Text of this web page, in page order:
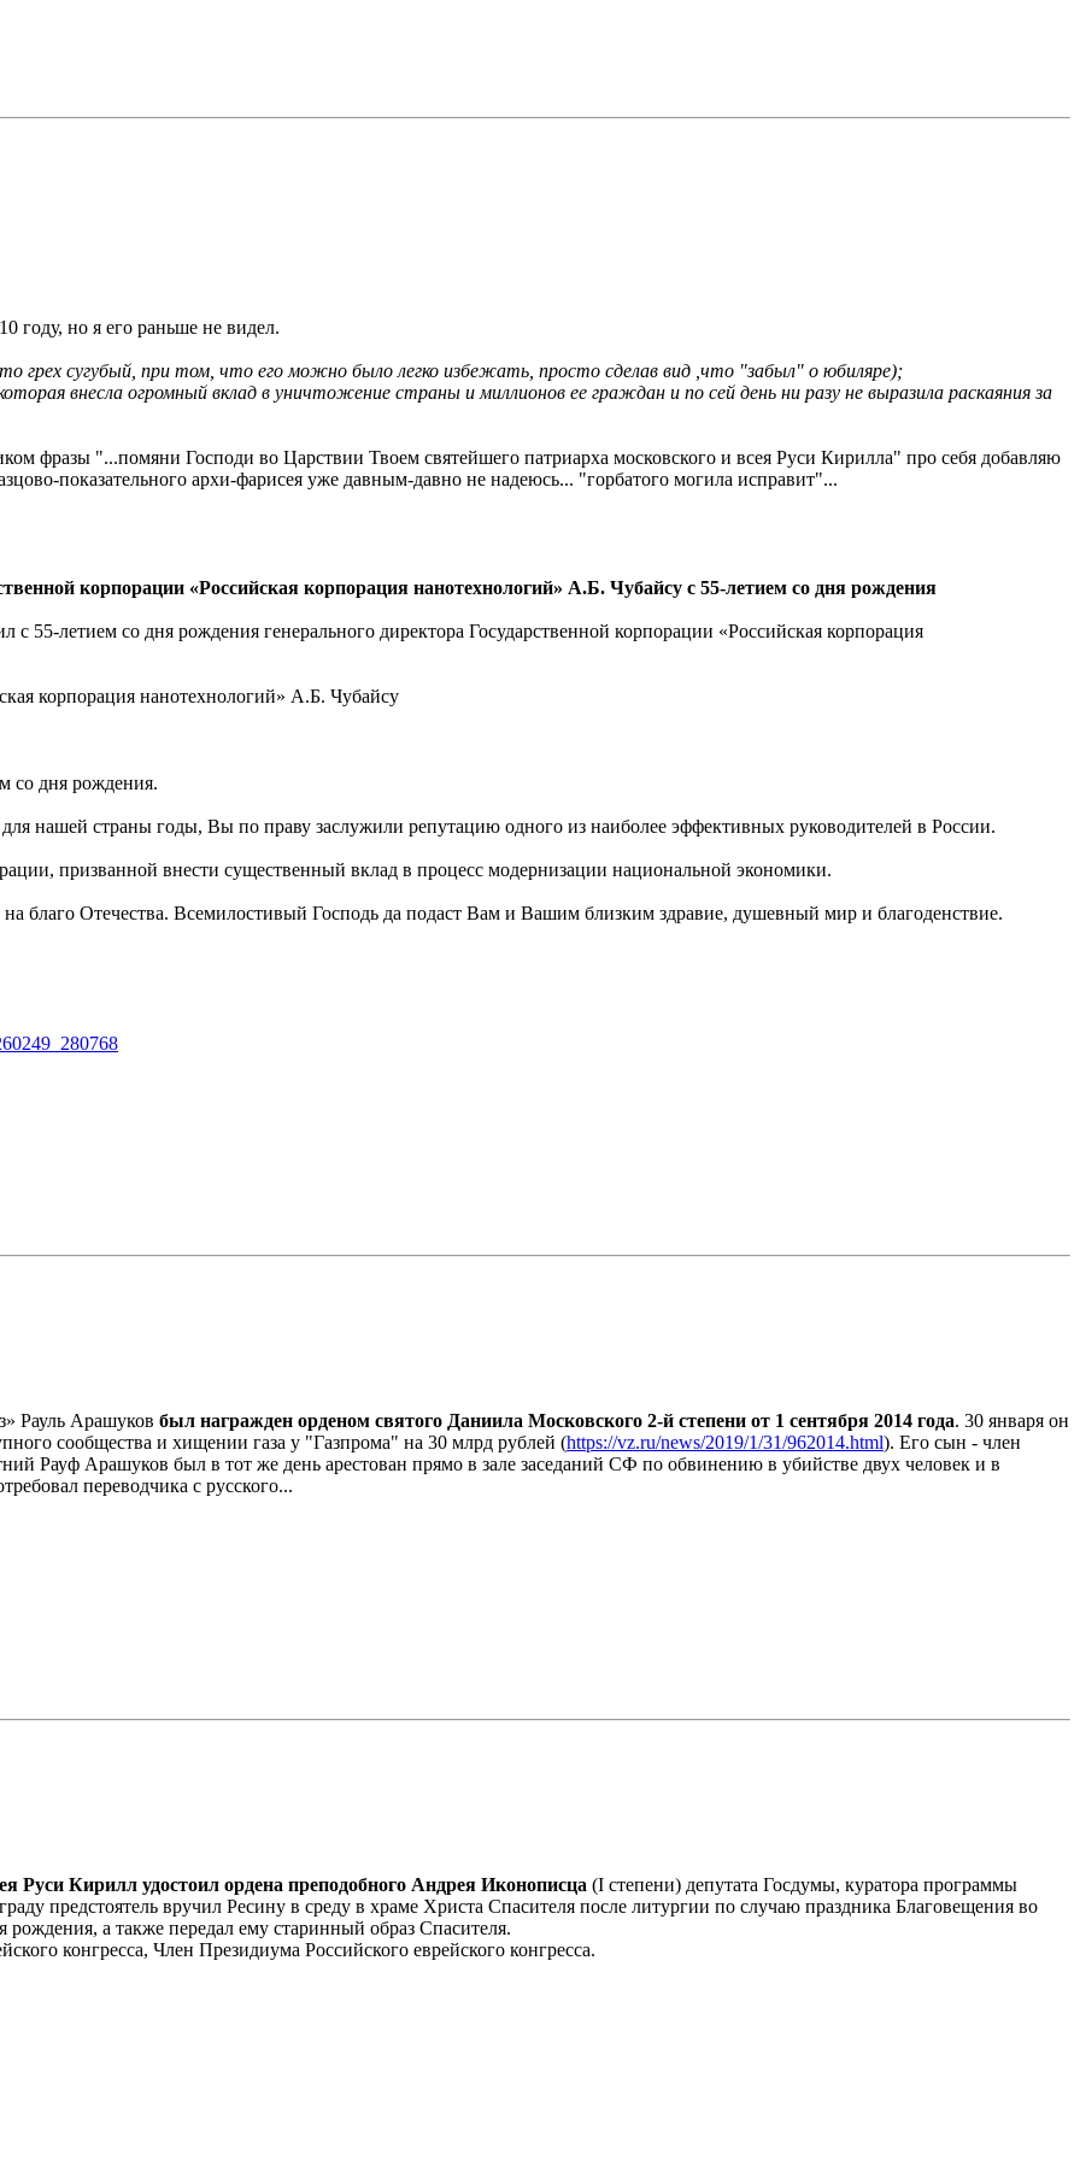
году, но я его раньше не видел.
грех сугубый, при том, что его можно было легко избежать, просто сделав вид ,что "забыл" о юбиляре);
внесла огромный вклад в уничтожение страны и миллионов ее граждан и по сей день ни разу не выразила раскаяния за
фразы "...помяни Господи во Царствии Твоем святейшего патриарха московского и всея Руси Кирилла" про себя добавляю
показательного архи-фарисея уже давным-давно не надеюсь... "горбатого могила исправит"...
корпорации «Российская корпорация нанотехнологий» А.Б. Чубайсу с 55-летием со дня рождения
55-летием со дня рождения генерального директора Государственной корпорации «Российская корпорация
корпорация нанотехнологий» А.Б. Чубайсу
со дня рождения.
нашей страны годы, Вы по праву заслужили репутацию одного из наиболее эффективных руководителей в России.
призванной внести существенный вклад в процесс модернизации национальной экономики.
благо Отечества. Всемилостивый Господь да подаст Вам и Вашим близким здравие, душевный мир и благоденствие.
Рауль Арашуков был награжден орденом святого Даниила Московского 2-й степени от 1 сентября 2014 года. 30 января он
сообщества и хищении газа у "Газпрома" на 30 млрд рублей (https://vz.ru/news/2019/1/31/962014.html). Его сын - член
Рауф Арашуков был в тот же день арестован прямо в зале заседаний СФ по обвинению в убийстве двух человек и в
переводчика с русского...
Руси Кирилл удостоил ордена преподобного Андрея Иконописца (I степени) депутата Госдумы, куратора программы
предстоятель вручил Ресину в среду в храме Христа Спасителя после литургии по случаю праздника Благовещения во
а также передал ему старинный образ Спасителя.
конгресса, Член Президиума Российского еврейского конгресса.